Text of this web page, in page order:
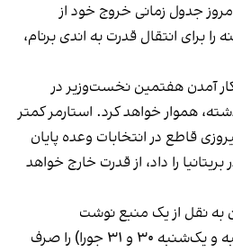
جدول زمانی خروج خود از
برای انتقال قدرت به اندی برنام،
کار آمدن هفتمین نخست‌وزیر در
هموار خواهد کرد. استارمر کمتر
قاطع در انتخابات وعده پایان
را داد، از قدرت خارج خواهد
به نقل از یک منبع نوشت
نخست‌وزیر آخر هفته (شنبه و یک‌شنبه ۳۰ و ۳۱ جورا) را صرف